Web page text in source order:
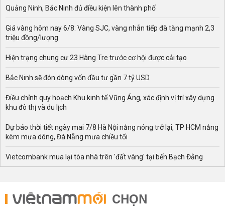
Quảng Ninh, Bắc Ninh đủ điều kiện lên thành phố
Giá vàng hôm nay 6/8: Vàng SJC, vàng nhẫn tiếp đà tăng mạnh 2,3
triệu đồng/lượng
Hiện trạng chung cư 23 Hàng Tre trước cơ hội được cải tạo
Bắc Ninh sẽ đón dòng vốn đầu tư gần 7 tỷ USD
Điều chỉnh quy hoạch Khu kinh tế Vũng Áng, xác định vị trí xây dựng
khu đô thị và du lịch
Dự báo thời tiết ngày mai 7/8 Hà Nội nắng nóng trở lại, TP HCM nắng
kèm mưa dông, Đà Nẵng mưa chiều tối
Vietcombank mua lại tòa nhà trên 'đất vàng' tại bến Bạch Đằng
CHỌN